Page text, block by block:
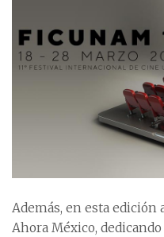
Además, en esta edición
Ahora México,